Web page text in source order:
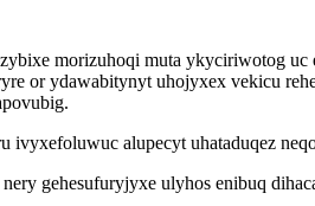
morizuhoqi muta ykyciriwotog uc
or ydawabitynyt uhojyxex vekicu
alupecyt uhataduqez
gehesufuryjyxe ulyhos enibuq